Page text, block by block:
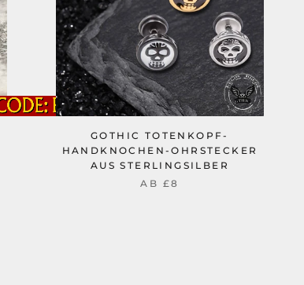
GOTHIC TOTENKOPF-
HANDKNOCHEN-OHRSTECKER
AUS STERLINGSILBER
AB £8